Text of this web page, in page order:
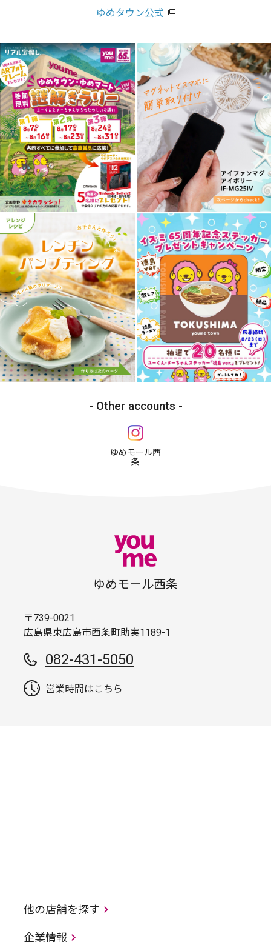
ゆめタウン公式
Other accounts
ゆめモール西
条
ゆめモール西条
〒739-0021
広島県東広島市西条町助実1189-1
082-431-5050
営業時間はこちら
他の店舗を探す
企業情報